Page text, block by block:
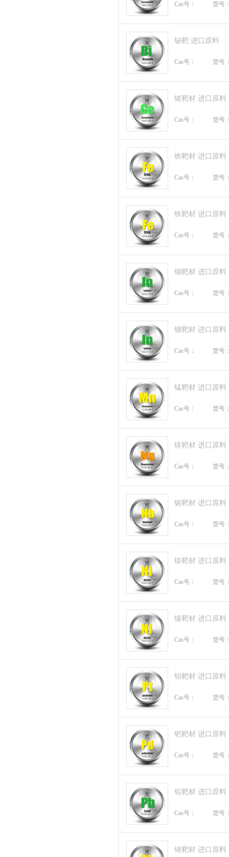
Cas号： 货号
铋靶 进口原料
Cas号： 货号
锗靶材 进口原料
Cas号： 货号
铁靶材 进口原料
Cas号： 货号
铁靶材 进口原料
Cas号： 货号
铟靶材 进口原料
Cas号： 货号
铟靶材 进口原料
Cas号： 货号
锰靶材 进口原料
Cas号： 货号
镁靶材 进口原料
Cas号： 货号
铌靶材 进口原料
Cas号： 货号
镍靶材 进口原料
Cas号： 货号
镍靶材 进口原料
Cas号： 货号
铂靶材 进口原料
Cas号： 货号
钯靶材 进口原料
Cas号： 货号
铅靶材 进口原料
Cas号： 货号
铑靶材 进口原料